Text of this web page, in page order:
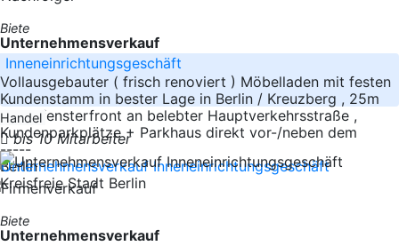
Biete
Unternehmensverkauf
Inneneinrichtungsgeschäft
Vollausgebauter ( frisch renoviert ) Möbelladen mit festen
Kundenstamm in bester Lage in Berlin / Kreuzberg , 25m
Schaufensterfront an belebter Hauptverkehrsstraße ,
Kundenparkplätze + Parkhaus direkt vor-/neben dem
-----
Berlin
Handel
bis 10 Mitarbeiter
Kreisfreie Stadt Berlin
Biete
Unternehmensverkauf